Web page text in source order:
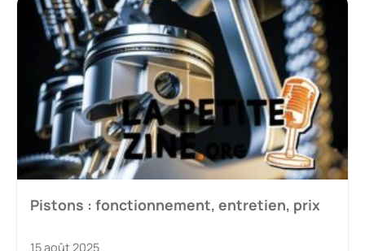
Pistons : fonctionnement, entretien, prix
15 août 2025